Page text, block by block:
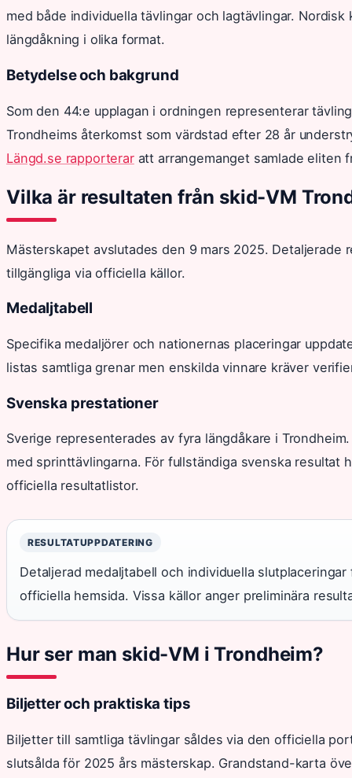
med både individuella tävlingar och lagtävlingar.
längdåkning i olika format.
Betydelse och bakgrund
Som den 44:e upplagan i ordningen representerar
Trondheims återkomst som värdstad efter 28 år
Längd.se rapporteraratt arrangemanget samlade eliten
Vilka är resultaten från skid-VM
Mästerskapet avslutades den 9 mars 2025.
tillgängliga via officiella källor.
Medaljtabell
Specifika medaljörer och nationernas placeringar
listas samtliga grenar men enskilda vinnare kräver
Svenska prestationer
Sverige representerades av fyra längdåkare i
med sprinttävlingarna. För fullständiga svenska resultat
officiella resultatlistor.
RESULTATUPPDATERING
Detaljerad medaljtabell och individuella
officiella hemsida. Vissa källor anger preliminära
Hur ser man skid-VM i Trondheim?
Biljetter och praktiska tips
Biljetter till samtliga tävlingar såldes via den officiella
slutsålda för 2025 års mästerskap. Grandstand-karta